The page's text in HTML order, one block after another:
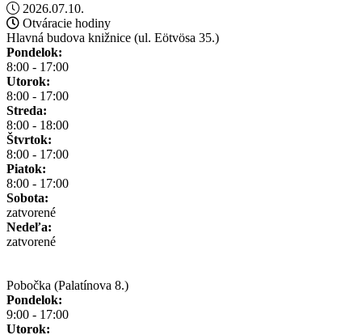
2026.07.10.
Otváracie hodiny
Hlavná budova knižnice (ul. Eötvösa 35.)
Pondelok:
8:00 - 17:00
Utorok:
8:00 - 17:00
Streda:
8:00 - 18:00
Štvrtok:
8:00 - 17:00
Piatok:
8:00 - 17:00
Sobota:
zatvorené
Nedeľa:
zatvorené
Pobočka (Palatínova 8.)
Pondelok:
9:00 - 17:00
Utorok: